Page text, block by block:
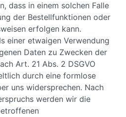
dass in einem solchen Falle
der Bestellfunktionen oder
erfolgen kann.
einer etwaigen Verwendung
Daten zu Zwecken der
Art. 21 Abs. 2 DSGVO
durch eine formlose
uns widersprechen. Nach
werden wir die